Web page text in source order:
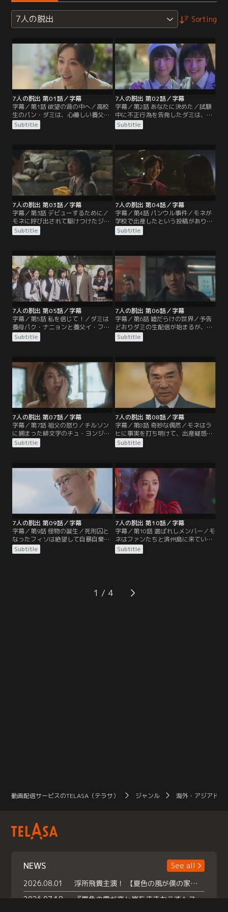
7人の脱出 Sorting
7人の脱出 第01話／字幕
字幕／第1話 欲望の渦の中へ／高校
生のパン・ダミは、心優しい養父母
に育てられながら生きてきた。ある
日、ダミの前に実母クム・ラヒが現
ヒには、絶対に成功させたい作品が
あった。
Subtitle
7人の脱出 第02話／字幕
字幕／第2話 あなたに決めた／試験
中に不正行為を告発したダミは、い
じめの標的にされてしまう。そんな
ダミを助けたのは人気者のハン・モ
ンモにだまされたミン・ドヒョク
は…。
Subtitle
7人の脱出 第03話／字幕
字幕／第3話 デビューするために／
モネに呼び出されて駆けつけたジン
モは、産まれたばかりの赤ん坊を預
かることに。一方、約束の時間に遅
ン・チルソンに許しを請いに行く。
しかし、門前払いされて雨の中倒れ
てしまう。
Subtitle
7人の脱出 第04話／字幕
字幕／第4話 パンウル事件／モネが
学校で出産したという投稿があり、
モネはピンチに陥る。そこでモネは
ダミを身代わりにすることを思いつ
ネル“緋文字”でフェイクニュースを
流して世間の目をダミに向けさせ
る。
Subtitle
7人の脱出 第05話／字幕
字幕／第5話 私を信じて！／ダミは
養母パク・ナニョンと養父イ・フィ
ソのもとに戻り、事情を説明する。
2人はダミの言葉を信じ、翌朝、ダ
やその親たちが2人の前に立ちはだ
かる。
Subtitle
7人の脱出 第06話／字幕
字幕／第6話 嘘だらけの世界／予告
どおりダミの生配信が始まるが、配
信中にダミは銃撃される。配信現場
には、銃を手に倒れているフィソが
込んだ緋文字のことを調べはじめる
Subtitle
7人の脱出 第07話／字幕
字幕／第7話 祖父の怒り／チルソン
に捕まった緋文字のチュ・ヨンジュ
は、誰の指示で動いていたかを白状
する。チルソンはジンモを捕まえろ
を取り返すことに。さらに、恋人の
チャ・ジュランも家から追い出す。
Subtitle
7人の脱出 第08話／字幕
字幕／第8話 奇妙な偶然／モネはラ
ヒに事実を打ち明けて、出産疑惑を
握りつぶしてほしいと頼む。しか
し、その時、チルソンがダミの件で
の頃、フィソは拘置所を抜け出して
自分をワナにはめたナム・チョルの
家にいた。
Subtitle
7人の脱出 第09話／字幕
字幕／第9話 怪物の誕生／死刑囚と
なったフィソは絶望して自暴自棄に
なっていた。ある日、他の受刑者た
ちを従えたカン・ギタクがフィソを
Subtitle
7人の脱出 第10話／字幕
字幕／第10話 選ばれしメンバー／モ
ネはファンたちと済州島に来ていた
が、その中に過去の秘密を知る人物
がいて不安を募らせる。その夜、酔
ジュを…。
Subtitle
1
動画配信サービスのTELASA（テラサ） ジャンル 海外・アジアドラ
NEWS
See all
2026.08.01
浮所飛貴主演！ 【夏色の風が僕の家にやってきた】 本日よりテラサで独占配信スタート！
2026.07.18
『夏色の雲が恋と嵐をまきおこす』スペシャルメイキング 【Part1】2026年７月18日（土）23時30分～配信スタート！話題のシーンの裏側を大公開！豪華キャスト大集合！ 『武宮家 真夏の家族会議』開催！